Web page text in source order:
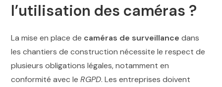
l’utilisation des caméras ?
La mise en place de caméras de surveillance dans
les chantiers de construction nécessite le respect de
plusieurs obligations légales, notamment en
conformité avec leRGPD. Les entreprises doivent